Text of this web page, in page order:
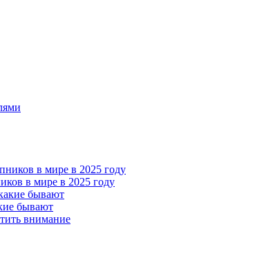
в мире в 2025 году
бывают
внимание